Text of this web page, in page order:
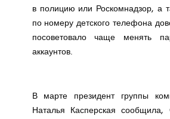
в полицию или Роскомнадзор, а
по номеру детского телефона
посоветовало чаще менять
аккаунтов.
В марте президент группы
Наталья Касперская сообщила,